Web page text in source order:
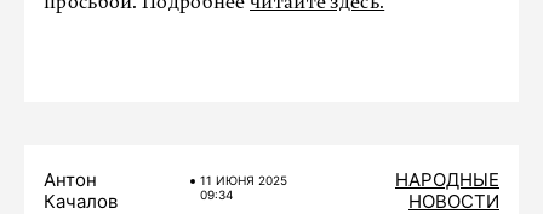
Антон
Качалов
11 ИЮНЯ 2025
09:34
НАРОДНЫЕ
НОВОСТИ